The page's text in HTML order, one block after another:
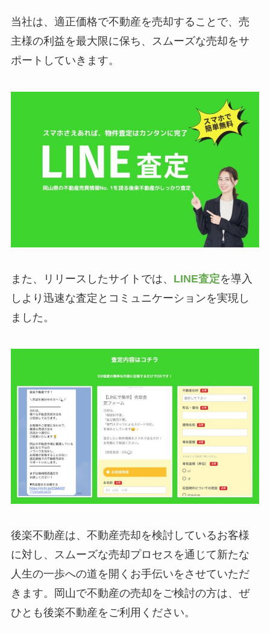
当社は、適正価格で不動産を売却することで、売
主様の利益を最大限に保ち、スムーズな売却をサ
ポートしていきます。
また、リリースしたサイトでは、 LINE査定を導入
しより迅速な査定とコミュニケーションを実現し
ました。
後楽不動産は、不動産売却を検討しているお客様
に対し、スムーズな売却プロセスを通じて新たな
人生の一歩への道を開くお手伝いをさせていただ
きます。岡山で不動産の売却をご検討の方は、ぜ
ひとも後楽不動産をご利用ください。